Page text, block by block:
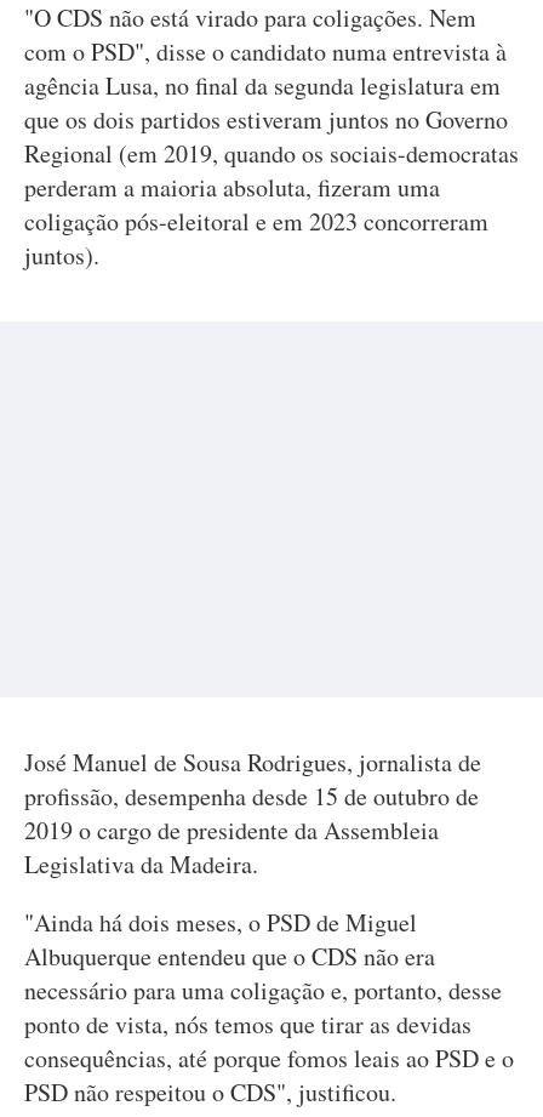
"O CDS não está virado para coligações. Nem
com o PSD", disse o candidato numa entrevista à
agência Lusa, no final da segunda legislatura em
que os dois partidos estiveram juntos no Governo
Regional (em 2019, quando os sociais-democratas
perderam a maioria absoluta, fizeram uma
coligação pós-eleitoral e em 2023 concorreram
juntos).
José Manuel de Sousa Rodrigues, jornalista de
profissão, desempenha desde 15 de outubro de
2019 o cargo de presidente da Assembleia
Legislativa da Madeira.
"Ainda há dois meses, o PSD de Miguel
Albuquerque entendeu que o CDS não era
necessário para uma coligação e, portanto, desse
ponto de vista, nós temos que tirar as devidas
consequências, até porque fomos leais ao PSD e o
PSD não respeitou o CDS", justificou.